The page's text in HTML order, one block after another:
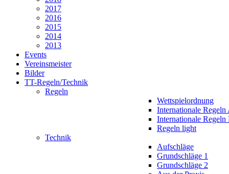
2017
2016
2015
2014
2013
Events
Vereinsmeister
Bilder
TT-Regeln/Technik
Regeln
Wettspielordnung
Internationale Regeln
Internationale Regeln
Regeln light
Technik
Aufschläge
Grundschläge 1
Grundschläge 2